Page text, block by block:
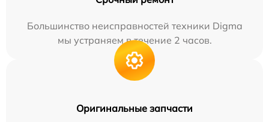
Большинство неисправностей техники Digma
мы устраняем в течение 2 часов.
Оригинальные запчасти